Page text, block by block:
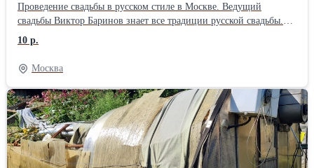
Проведение свадьбы в русском стиле в Москве. Ведущий
свадьбы Виктор Баринов знает все традиции русской свадьбы.
Красочные,запоминающиеся обряды, русские игры и забавы,
приметы, толкование таинства венчания в русском языке,
зажигательные русские танцы, мастер классы и музыкальные
номера. Программа рассчитана на людей любого возраста от
мала до велика. Всем будет весело.
10 р.
Москва